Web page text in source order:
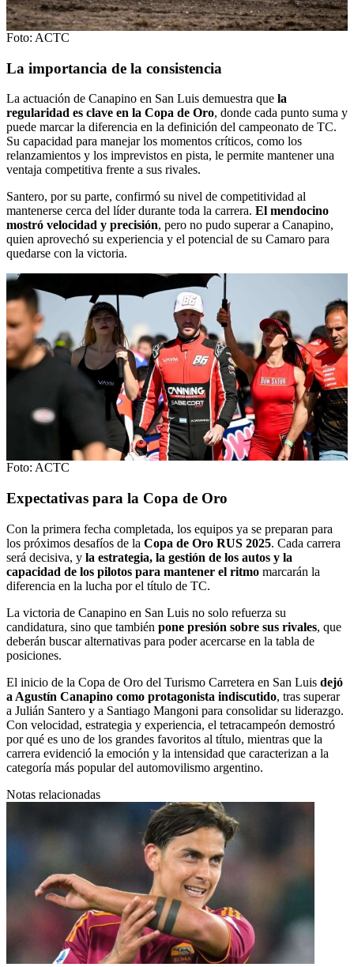
Foto: ACTC
La importancia de la consistencia
La actuación de Canapino en San Luis demuestra que la
regularidad es clave en la Copa de Oro, donde cada punto suma y
puede marcar la diferencia en la definición del campeonato de TC.
Su capacidad para manejar los momentos críticos, como los
relanzamientos y los imprevistos en pista, le permite mantener una
ventaja competitiva frente a sus rivales.
Santero, por su parte, confirmó su nivel de competitividad al
mantenerse cerca del líder durante toda la carrera. El mendocino
mostró velocidad y precisión, pero no pudo superar a Canapino,
quien aprovechó su experiencia y el potencial de su Camaro para
quedarse con la victoria.
Foto: ACTC
Expectativas para la Copa de Oro
Con la primera fecha completada, los equipos ya se preparan para
los próximos desafíos de la Copa de Oro RUS 2025. Cada carrera
será decisiva, y la estrategia, la gestión de los autos y la
capacidad de los pilotos para mantener el ritmo marcarán la
diferencia en la lucha por el título de TC.
La victoria de Canapino en San Luis no solo refuerza su
candidatura, sino que también pone presión sobre sus rivales, que
deberán buscar alternativas para poder acercarse en la tabla de
posiciones.
El inicio de la Copa de Oro del Turismo Carretera en San Luis dejó
a Agustín Canapino como protagonista indiscutido, tras superar
a Julián Santero y a Santiago Mangoni para consolidar su liderazgo.
Con velocidad, estrategia y experiencia, el tetracampeón demostró
por qué es uno de los grandes favoritos al título, mientras que la
carrera evidenció la emoción y la intensidad que caracterizan a la
categoría más popular del automovilismo argentino.
Notas relacionadas